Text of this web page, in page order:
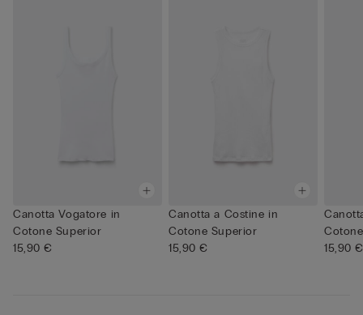
Canotta Vogatore in
Cotone Superior
15,90 €
Canotta a Costine in
Cotone Superior
15,90 €
15,90 €